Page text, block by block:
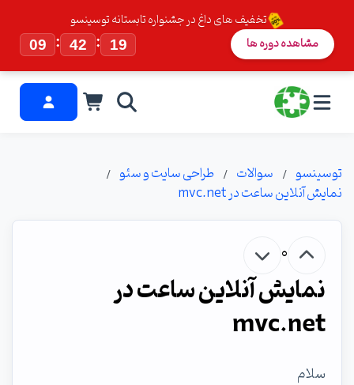
تخفیف های داغ در جشنواره تابستانه توسینسو
09
: 42 : 19 مشاهده دوره ها
توسینسو سوالات
طراحی سایت و سئو
نمایش آنلاین ساعت در mvc.net
0
نمایش آنلاین ساعت در
mvc.net
سلام